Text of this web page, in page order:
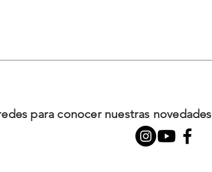
para conocer nuestras novedades